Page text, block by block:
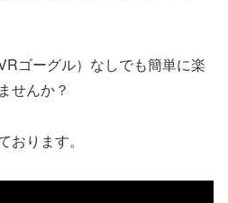
ゴーグル）なしでも簡単に楽
せんか？
ります。